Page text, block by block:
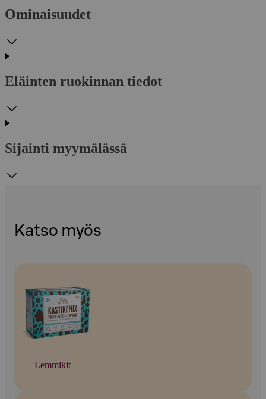
Ominaisuudet
Eläinten ruokinnan tiedot
Sijainti myymälässä
Katso myös
Lemmikit